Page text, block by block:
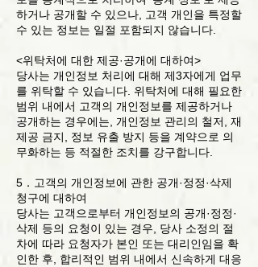
하거나 공개할 수 있으나, 고객 개인을 특정할
수 있는 정보는 일절 포함되지 않습니다.
<위탁처에 대한 제공·공개에 대하여>
당사는 개인정보 처리에 대해 제3자에게 업무
를 위탁할 수 있습니다. 위탁처에 대해 필요한
범위 내에서 고객의 개인정보를 제공하거나
공개하는 경우에는, 개인정보 관리의 철저, 재
제공 금지, 정보 유출 방지 등을 계약으로 의
무화하는 등 적절한 조치를 강구합니다.
5．고객의 개인정보에 관한 공개·정정·삭제
청구에 대하여
당사는 고객으로부터 개인정보의 공개·정정·
삭제 등의 요청이 있는 경우, 당사 소정의 절
차에 따라 요청자가 본인 또는 대리인임을 확
인한 후, 합리적인 범위 내에서 신속하게 대응